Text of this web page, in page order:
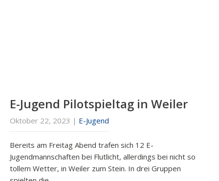
E-Jugend Pilotspieltag in Weiler
Oktober 22, 2023 | E-Jugend
Bereits am Freitag Abend trafen sich 12 E-
Jugendmannschaften bei Flutlicht, allerdings bei nicht so
tollem Wetter, in Weiler zum Stein. In drei Gruppen